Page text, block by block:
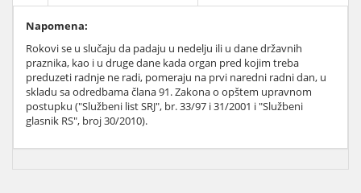
Napomena:
Rokovi se u slučaju da padaju u nedelju ili u dane državnih
praznika, kao i u druge dane kada organ pred kojim treba
preduzeti radnje ne radi, pomeraju na prvi naredni radni dan, u
skladu sa odredbama člana 91. Zakona o opštem upravnom
postupku ("Službeni list SRJ", br. 33/97 i 31/2001 i "Službeni
glasnik RS", broj 30/2010).